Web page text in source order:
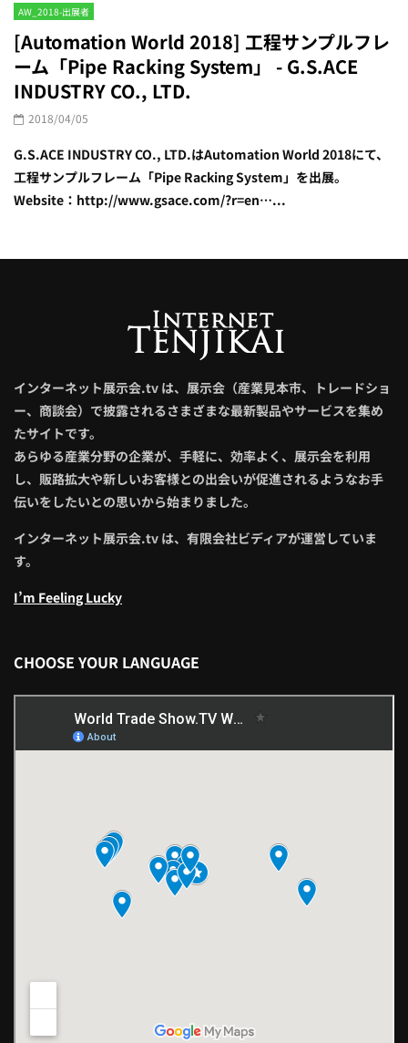
AW_2018-出展者
[Automation World 2018] 工程サンプルフレ
ーム「Pipe Racking System」 - G.S.ACE
INDUSTRY CO., LTD.
2018/04/05
G.S.ACE INDUSTRY CO., LTD.はAutomation World 2018にて、
工程サンプルフレーム「Pipe Racking System」を出展。
Website：http://www.gsace.com/?r=en…...
インターネット展示会.tv は、展示会（産業見本市、トレードショ
ー、商談会）で披露されるさまざまな最新製品やサービスを集め
たサイトです。
あらゆる産業分野の企業が、手軽に、効率よく、展示会を利用
し、販路拡大や新しいお客様との出会いが促進されるようなお手
伝いをしたいとの思いから始まりました。
インターネット展示会.tv は、有限会社ビディアが運営していま
す。
I’m Feeling Lucky
CHOOSE YOUR LANGUAGE